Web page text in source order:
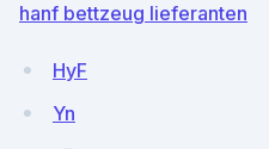
hanf bettzeug lieferanten
HyF
Yn